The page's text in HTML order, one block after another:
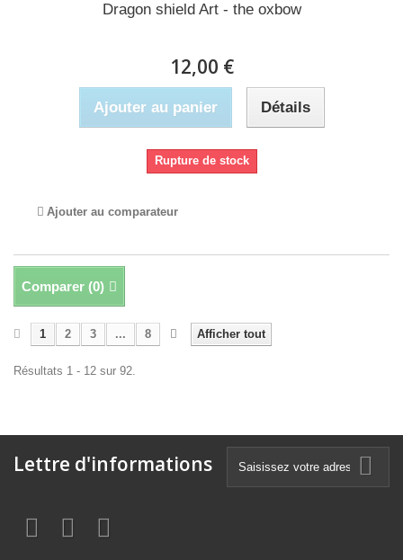
Dragon shield Art - the oxbow
12,00 €
Ajouter au panier Détails
Rupture de stock
Ajouter au comparateur
Comparer (0)
Afficher tout
1 2 3 ... 8
Résultats 1 - 12 sur 92.
Lettre d'informations